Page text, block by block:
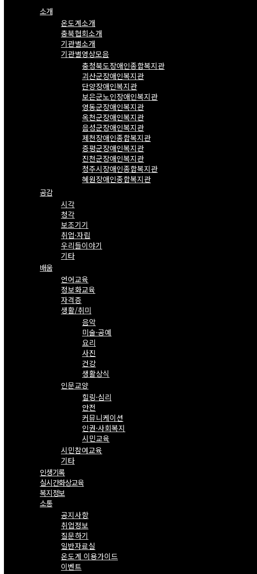
소개
온도계소개
충북협회소개
기관별소개
기관별영상모음
충청북도장애인종합복지관
괴산군장애인복지관
단양장애인복지관
보은군노인장애인복지관
영동군장애인복지관
옥천군장애인복지관
음성군장애인복지관
제천장애인종합복지관
증평군장애인복지관
진천군장애인복지관
청주시장애인종합복지관
혜원장애인종합복지관
공감
시각
청각
보조기기
취업·자립
우리들이야기
기타
배움
언어교육
정보화교육
자격증
생활/취미
음악
미술·공예
요리
사진
건강
생활상식
인문교양
힐링·심리
안전
커뮤니케이션
인권·사회복지
시민교육
시민참여교육
기타
인생기록
실시간화상교육
복지정보
소통
공지사항
취업정보
질문하기
일반자료실
온도계 이용가이드
이벤트